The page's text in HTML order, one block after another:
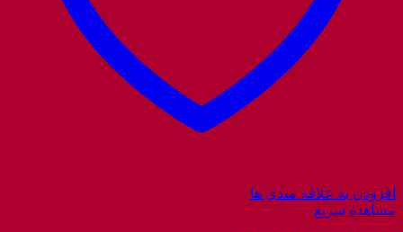
افزودن به علاقه مندی ها
مشاهده سریع